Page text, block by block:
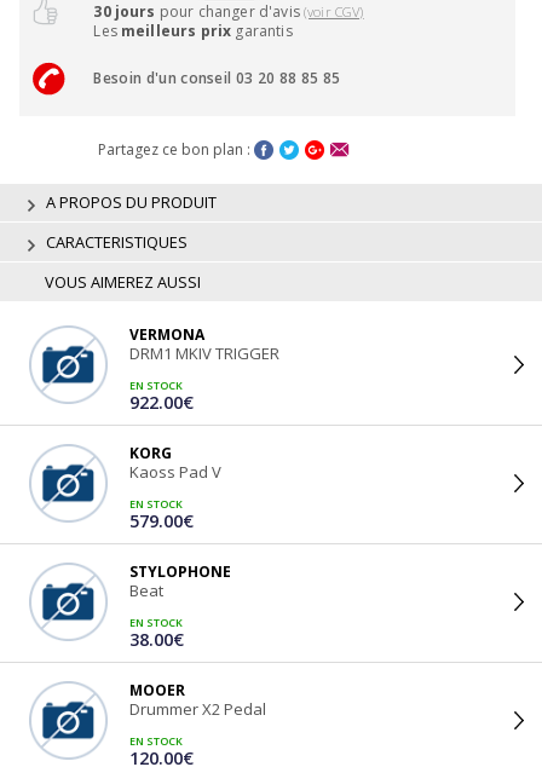
30 jours pour changer d'avis(voir CGV)
Les meilleurs prix garantis
Besoin d'un conseil 03 20 88 85 85
Partagez ce bon plan :
A PROPOS DU PRODUIT
CARACTERISTIQUES
VOUS AIMEREZ AUSSI
VERMONA
DRM1 MKIV TRIGGER
EN STOCK
922.00€
KORG
Kaoss Pad V
EN STOCK
579.00€
STYLOPHONE
Beat
EN STOCK
38.00€
MOOER
Drummer X2 Pedal
EN STOCK
120.00€